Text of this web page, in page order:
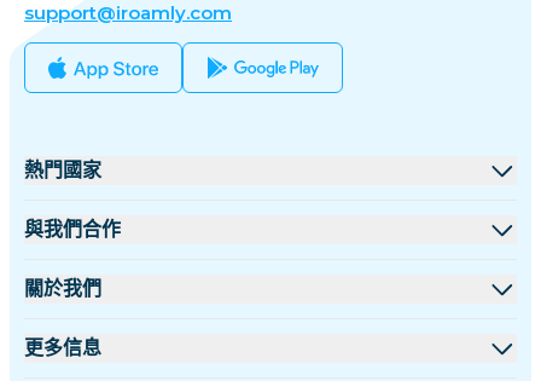
support@iroamly.com
熱門國家
美國
法國
與我們合作
批發平台
關於我們
關於 iRoamly
更多信息